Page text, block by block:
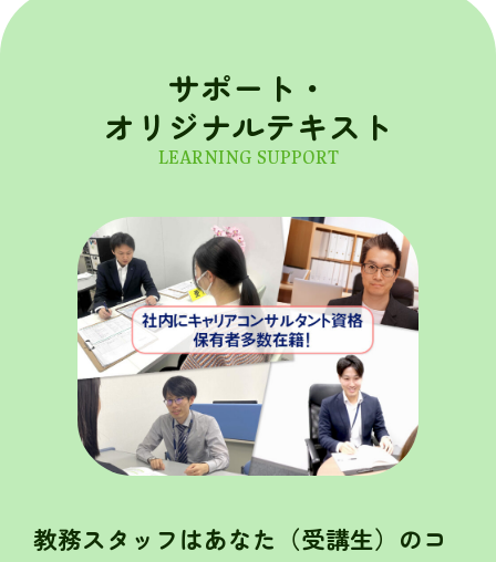
サポート・
オリジナルテキスト
LEARNING SUPPORT
教務スタッフはあなた（受講生）のコ